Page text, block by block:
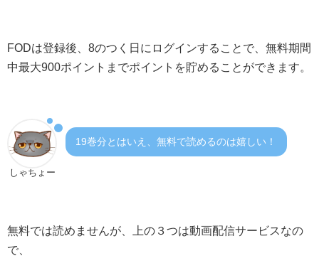
FODは登録後、8のつく日にログインすることで、無料期間
中最大900ポイントまでポイントを貯めることができます。
しゃちょー
19巻分とはいえ、無料で読めるのは嬉しい！
無料では読めませんが、上の３つは動画配信サービスなの
で、